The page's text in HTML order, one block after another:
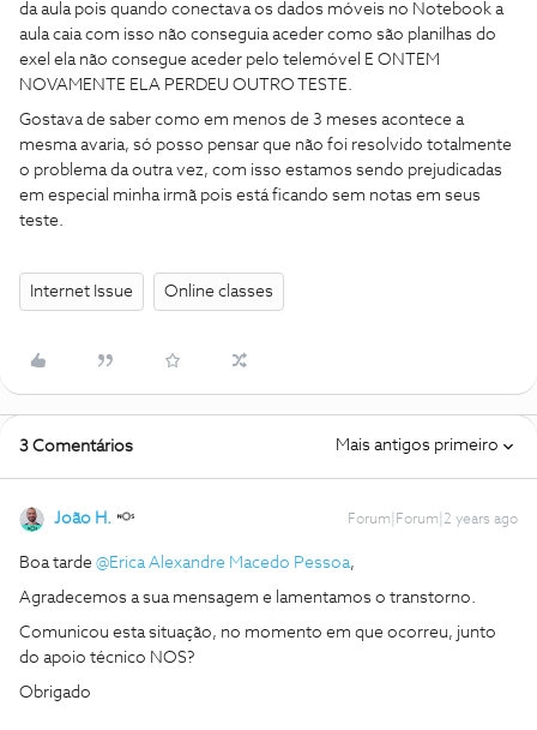
da aula pois quando conectava os dados móveis no Notebook a
aula caia com isso não conseguia aceder como são planilhas do
exel ela não consegue aceder pelo telemóvel E ONTEM
NOVAMENTE ELA PERDEU OUTRO TESTE.
Gostava de saber como em menos de 3 meses acontece a
mesma avaria, só posso pensar que não foi resolvido totalmente
o problema da outra vez, com isso estamos sendo prejudicadas
em especial minha irmã pois está ficando sem notas em seus
teste.
Internet Issue Online classes
3 Comentários Mais antigos primeiro
João H. Forum|Forum|2 years ago
Boa tarde @Erica Alexandre Macedo Pessoa,
Agradecemos a sua mensagem e lamentamos o transtorno.
Comunicou esta situação, no momento em que ocorreu, junto
do apoio técnico NOS?
Obrigado